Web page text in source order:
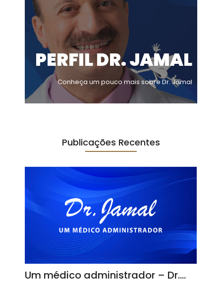
PERFIL DR. JAMAL
Conheça um pouco mais sobre Dr. Jamal
Publicações Recentes
Um médico administrador – Dr.…